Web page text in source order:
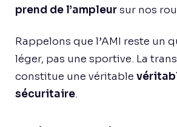
prend de l’ampleursur nos
Rappelons que l’AMI reste un
léger, pas une sportive. La
constitue une véritable
sécuritaire.